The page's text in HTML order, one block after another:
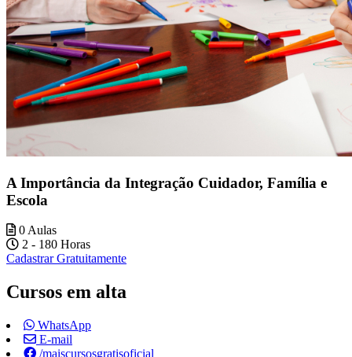
A Importância da Integração Cuidador, Família e
Escola
0 Aulas
2 - 180 Horas
Cadastrar Gratuitamente
Cursos em alta
WhatsApp
E-mail
/maiscursosgratisoficial